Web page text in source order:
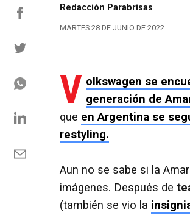
Redacción Parabrisas
MARTES 28 DE JUNIO DE 2022
V olkswagen se
generación de
que en Argentina se
restyling.
Aun no se sabe si la
imágenes. Después de
(también se vio la